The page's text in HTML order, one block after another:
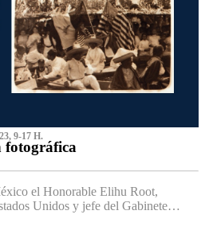
9-17 H.
fotográfica
el Honorable Elihu Root,
Unidos y jefe del Gabinete…